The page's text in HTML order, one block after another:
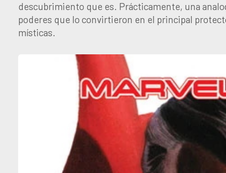
descubrimiento que es. Prácticamente, una
poderes que lo convirtieron en el principal
místicas.